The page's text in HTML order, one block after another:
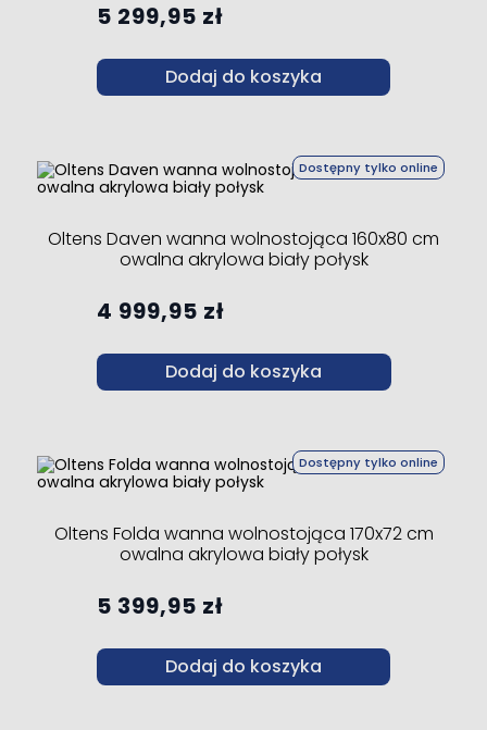
5 299,95 zł
Dodaj do koszyka
Dostępny tylko online
Oltens Daven wanna wolnostojąca 160x80 cm
owalna akrylowa biały połysk
4 999,95 zł
Dodaj do koszyka
Dostępny tylko online
Oltens Folda wanna wolnostojąca 170x72 cm
owalna akrylowa biały połysk
5 399,95 zł
Dodaj do koszyka